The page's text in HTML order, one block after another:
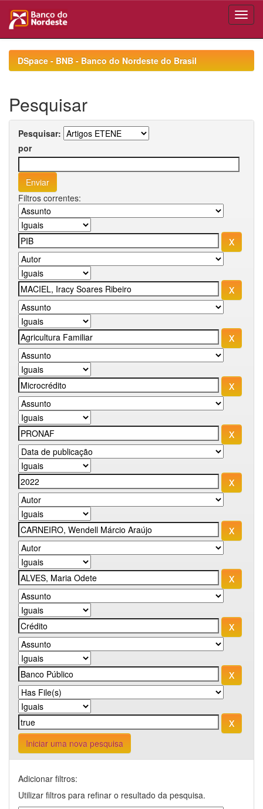
navigationDSpace - BNB - Banco do Nordeste do Brasil
Pesquisar
Pesquisar:
por
Filtros correntes:
Iniciar uma nova pesquisa
Adicionar filtros:
Utilizar filtros para refinar o resultado da pesquisa.